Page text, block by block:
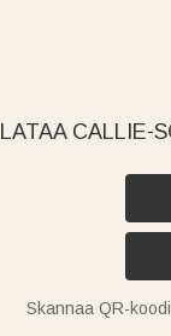
LATAA CALLIE-
Skannaa QR-